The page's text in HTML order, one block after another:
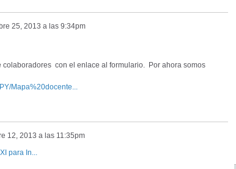
25, 2013 a las 9:34pm
con el enlace al formulario. Por ahora somos
Mapa%20docente...
12, 2013 a las 11:35pm
para In...